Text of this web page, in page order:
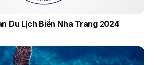
Du Lịch Biển Nha Trang 2024